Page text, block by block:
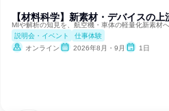
【材料科学】新素材・デバイスの
MIや解析の知見を、航空機・車体の軽量化新素材へ
説明会・イベント
仕事体験
オンライン
2026年8月・9月 1日